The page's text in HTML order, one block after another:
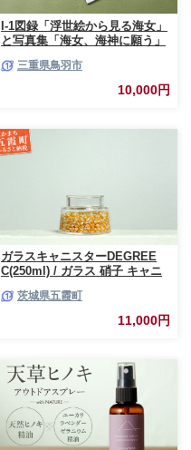
I-1図録「浮世絵から見る海女」
と写真集「海女、海神に願う」
三重県鳥羽市
10,000円
ガラスキャニスターDEGREE
C(250ml) / ガラス 硝子 キャニ
耐熱 一生もの 職人 こだわり
JIDA デザインミュージアムセ
レクション 茨城県 五霞町
茨城県五霞町
11,000円